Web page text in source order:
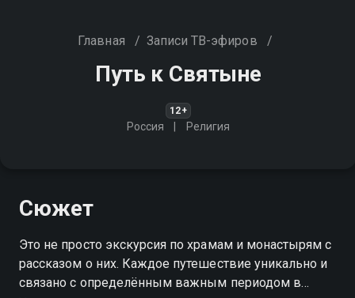
Главная / Записи ТВ-эфиров /
Путь к Святыне
12+
Россия Религия
Сюжет
Это не просто экскурсия по храмам и монастырям с
рассказом о них. Каждое путешествие уникально и
связано с определённым важным периодом в